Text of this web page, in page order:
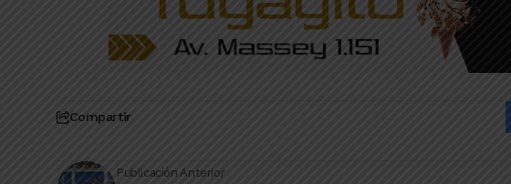
Compartir
Publicación Anterior